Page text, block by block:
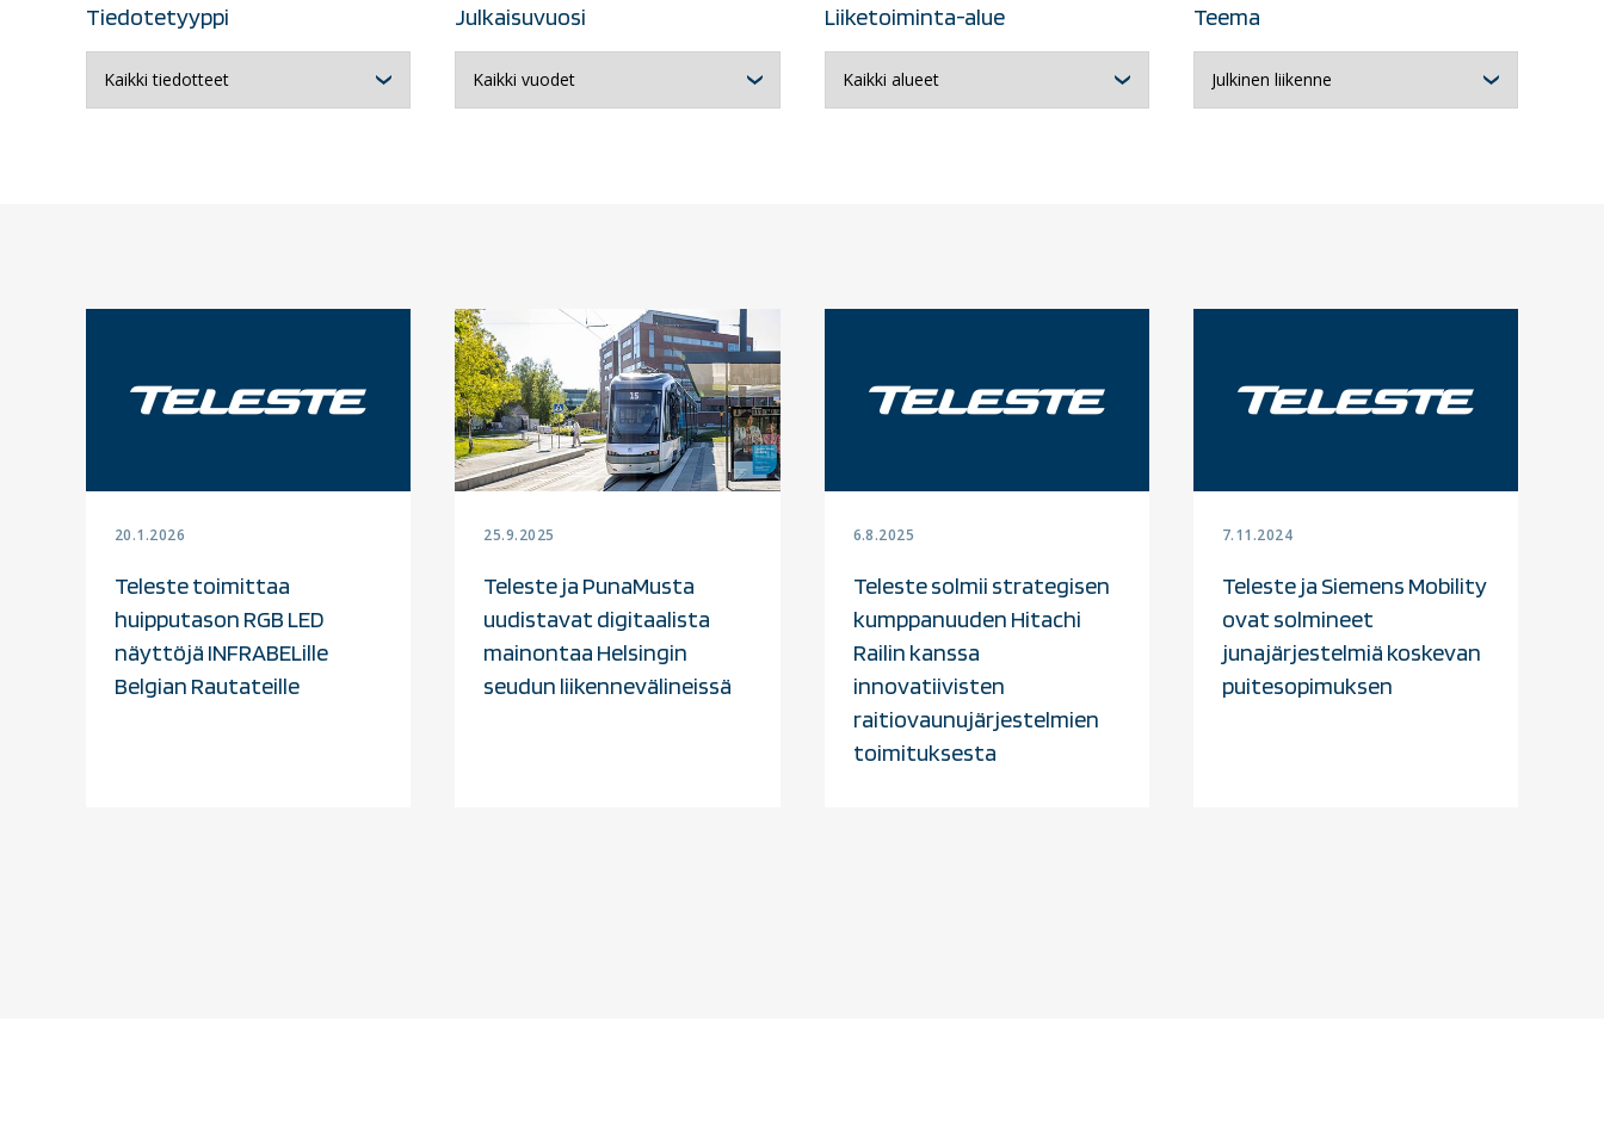
Tiedotetyyppi Julkaisuvuosi Liiketoiminta-alue Teema
20.1.2026
Teleste toimittaa
huipputason RGB LED
näyttöjä INFRABELille
Belgian Rautateille
25.9.2025
Teleste ja PunaMusta
uudistavat digitaalista
mainontaa Helsingin
seudun liikennevälineissä
6.8.2025
Teleste solmii strategisen
kumppanuuden Hitachi
Railin kanssa
innovatiivisten
raitiovaunujärjestelmien
toimituksesta
7.11.2024
Teleste ja Siemens Mobility
ovat solmineet
junajärjestelmiä koskevan
puitesopimuksen